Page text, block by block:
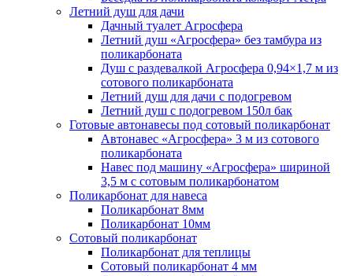
Летний душ для дачи
Дачный туалет Агросфера
Летний душ «Агросфера» без тамбура из
поликарбоната
Душ с раздевалкой Агросфера 0,94×1,7 м из
сотового поликарбоната
Летний душ для дачи с подогревом
Летний душ с подогревом 150л бак
Готовые автонавесы под сотовый поликарбонат
Автонавес «Агросфера» 3 м из сотового
поликарбоната
Навес под машину «Агросфера» шириной
3,5 м с сотовым поликарбонатом
Поликарбонат для навеса
Поликарбонат 8мм
Поликарбонат 10мм
Сотовый поликарбонат
Поликарбонат для теплицы
Сотовый поликарбонат 4 мм